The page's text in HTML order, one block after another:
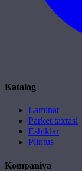
Katalog
Laminat
Parket taxtasi
Eshiklar
Plintus
Kompaniya